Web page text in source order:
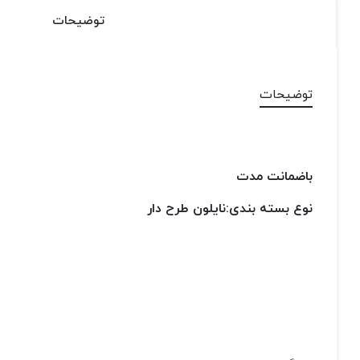
توضیحات
توضیحات
باضمانت مدت
نوع بسته بندی:نایلون طرح دار